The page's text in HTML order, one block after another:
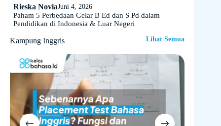
Rieska NoviaJuni 4, 2026
Paham 5 Perbedaan Gelar B Ed dan S Pd dalam
Pendidikan di Indonesia & Luar Negeri
Kampung Inggris Lihat Semua